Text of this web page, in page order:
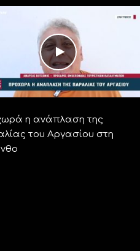
η ανάπλαση της
του Αργασίου στη